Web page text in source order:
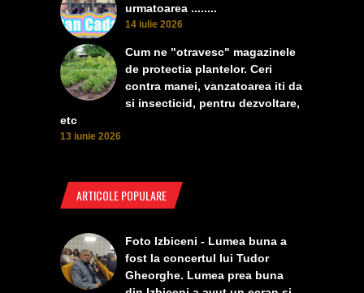
urmatoarea ........
14 iulie 2026
Cum ne "otravesc" magazinele
de protectia plantelor. Ceri
contra manei, vanzatoarea iti da
si insecticid, pentru dezvoltare,
etc
13 iunie 2026
ARTICOLE POPULARE
Foto Izbiceni - Lumea buna a
fost la concertul lui Tudor
Gheorghe. Lumea prea buna